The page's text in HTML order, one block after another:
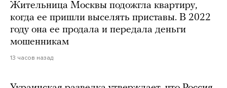
Жительница Москвы подожгла квартиру,
когда ее пришли выселять приставы. В 2022
году она ее продала и передала деньги
мошенникам
13 часов назад